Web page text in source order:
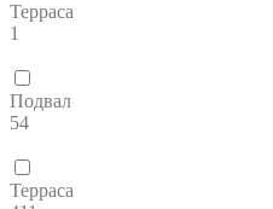
Терраса
1
Подвал
54
Терраса